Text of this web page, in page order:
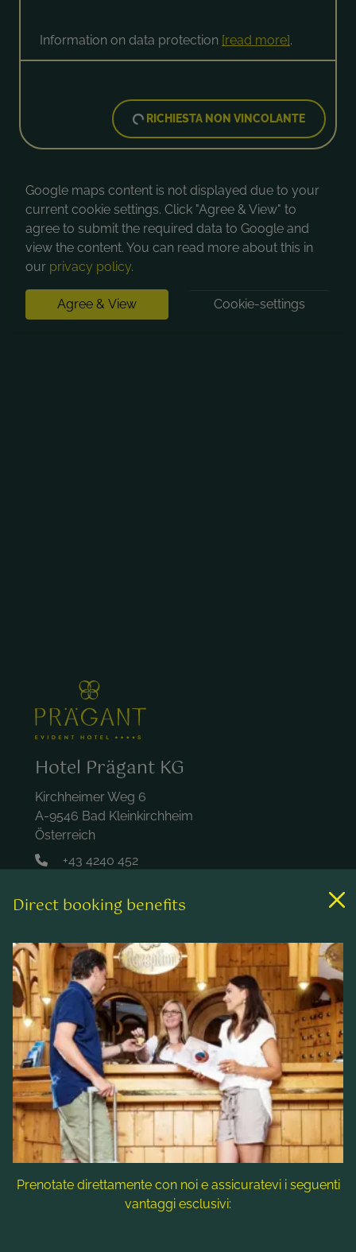
Information on data protection [read more].
RICHIESTA NON VINCOLANTE
Google maps content is not displayed due to your
current cookie settings. Click "Agree & View" to
agree to submit the required data to Google and
view the content. You can read more about this in
our privacy policy.
Agree & View Cookie-settings
Hotel Prägant KG
Kirchheimer Weg 6
A-9546 Bad Kleinkirchheim
Österreich
+43 4240 452
Links
Camere & Tariffe
Benessere & Spa
Attività ricreative
Contatto & Assistenza
Follow us
Direct booking benefits
Prenotate direttamente con noi e assicuratevi i seguenti
vantaggi esclusivi: